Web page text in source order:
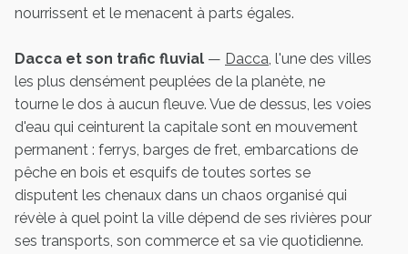
nourrissent et le menacent à parts égales.
Dacca et son trafic fluvial — Dacca, l'une des villes
les plus densément peuplées de la planète, ne
tourne le dos à aucun fleuve. Vue de dessus, les voies
d'eau qui ceinturent la capitale sont en mouvement
permanent : ferrys, barges de fret, embarcations de
pêche en bois et esquifs de toutes sortes se
disputent les chenaux dans un chaos organisé qui
révèle à quel point la ville dépend de ses rivières pour
ses transports, son commerce et sa vie quotidienne.